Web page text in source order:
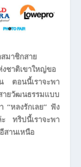
มาชิกสาย
ชาติเขาใหญ่ขอ
ตอนนี้เราจะพา
ยวัฒนธรรมแบบ
“หลงรักเลย” ฟัง
ทริปนี้เราจะพา
สานเหนือ